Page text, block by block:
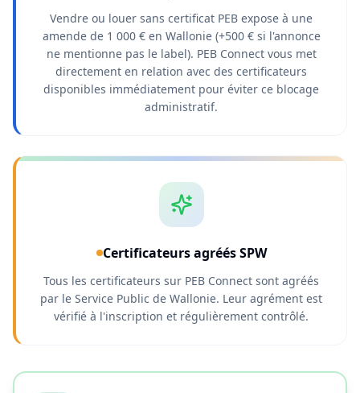
Vendre ou louer sans certificat PEB expose à une
amende de 1 000 € en Wallonie (+500 € si l'annonce
ne mentionne pas le label). PEB Connect vous met
directement en relation avec des certificateurs
disponibles immédiatement pour éviter ce blocage
administratif.
Certificateurs agréés SPW
Tous les certificateurs sur PEB Connect sont agréés
par le Service Public de Wallonie. Leur agrément est
vérifié à l'inscription et régulièrement contrôlé.